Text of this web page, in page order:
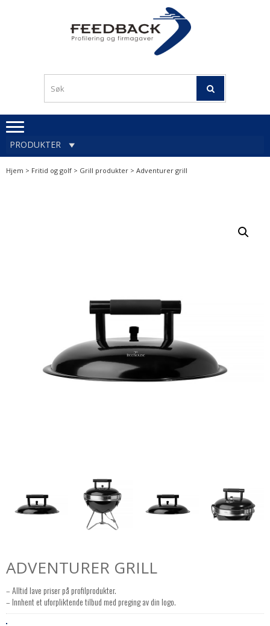
PRODUKTER
Hjem > Fritid og golf > Grill produkter > Adventurer grill
ADVENTURER GRILL
– Alltid lave priser på profilprodukter.
– Innhent et uforpliktende tilbud med preging av din logo.